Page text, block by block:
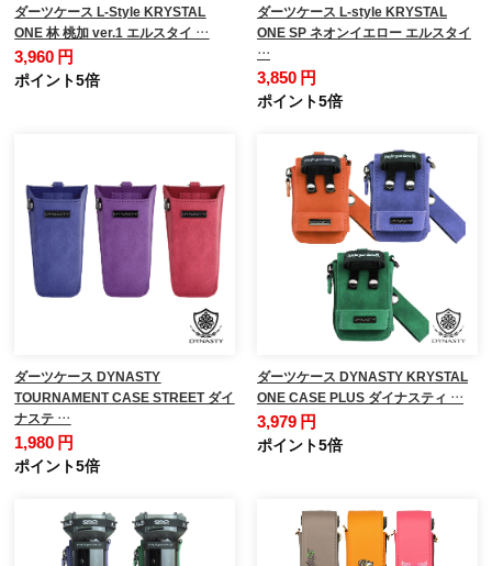
ダーツケース L-Style KRYSTAL
ONE 林 桃加 ver.1 エルスタイ …
3,960 円
ポイント5倍
ダーツケース L-style KRYSTAL
ONE SP ネオンイエロー エルスタイ
…
3,850 円
ポイント5倍
ダーツケース DYNASTY
TOURNAMENT CASE STREET ダイ
ナステ …
1,980 円
ポイント5倍
ダーツケース DYNASTY KRYSTAL
ONE CASE PLUS ダイナスティ …
3,979 円
ポイント5倍